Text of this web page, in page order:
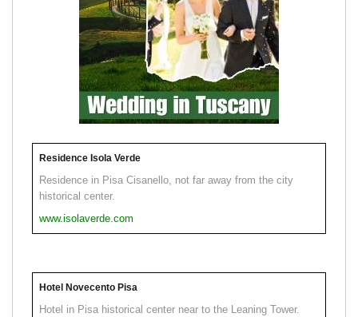
Residence Isola Verde
Residence in Pisa Cisanello, not far away from the city
historical center.
www.isolaverde.com
Hotel Novecento Pisa
Hotel in Pisa historical center near to the Leaning Tower.